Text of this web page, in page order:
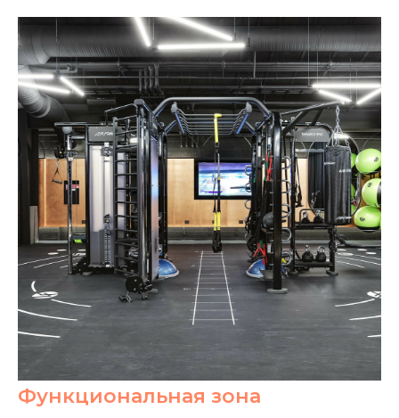
Функциональная зона